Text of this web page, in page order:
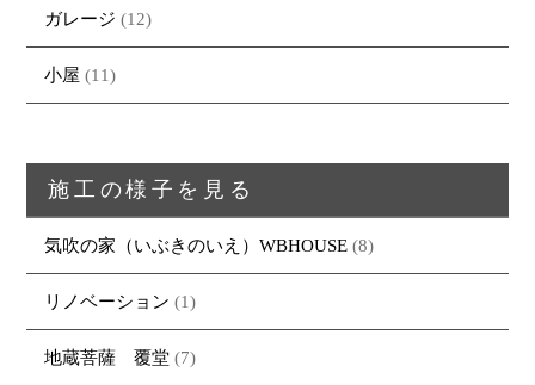
ガレージ (12)
小屋 (11)
施工の様子を見る
気吹の家（いぶきのいえ）WBHOUSE (8)
リノベーション (1)
地蔵菩薩 覆堂 (7)
採用情報
お問い合わせ
・資料請求
・REFORM